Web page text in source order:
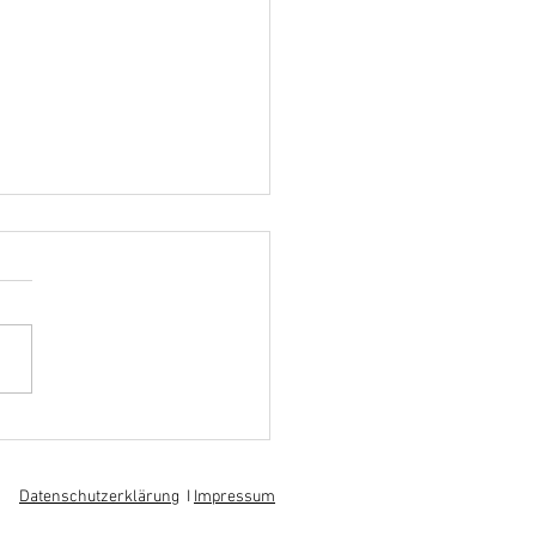
Datenschutzerklärung I Impressum